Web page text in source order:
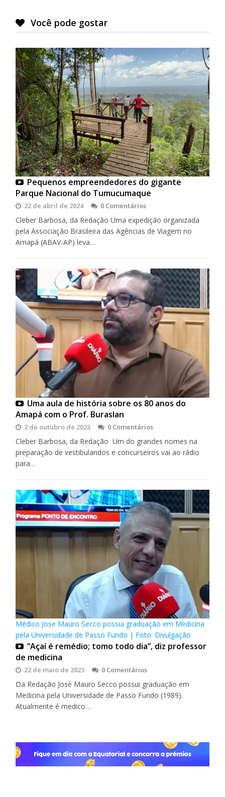
Você pode gostar
Pequenos empreendedores do gigante
Parque Nacional do Tumucumaque
22 de abril de 2024 0 Comentários
Cleber Barbosa, da Redação Uma expedição organizada
pela Associação Brasileira das Agências de Viagem no
Amapá (ABAV-AP) leva…
Uma aula de história sobre os 80 anos do
Amapá com o Prof. Buraslan
2 de outubro de 2023 0 Comentários
Cleber Barbosa, da Redação Um do grandes nomes na
preparação de vestibulandos e concurseiros vai ao rádio
para…
Médico Jose Mauro Secco possui graduação em Medicina
pela Universidade de Passo Fundo | Foto: Divulgação
“Açaí é remédio; tomo todo dia”, diz professor
de medicina
22 de maio de 2023 0 Comentários
Da Redação José Mauro Secco possui graduação em
Medicina pela Universidade de Passo Fundo (1989).
Atualmente é medico…